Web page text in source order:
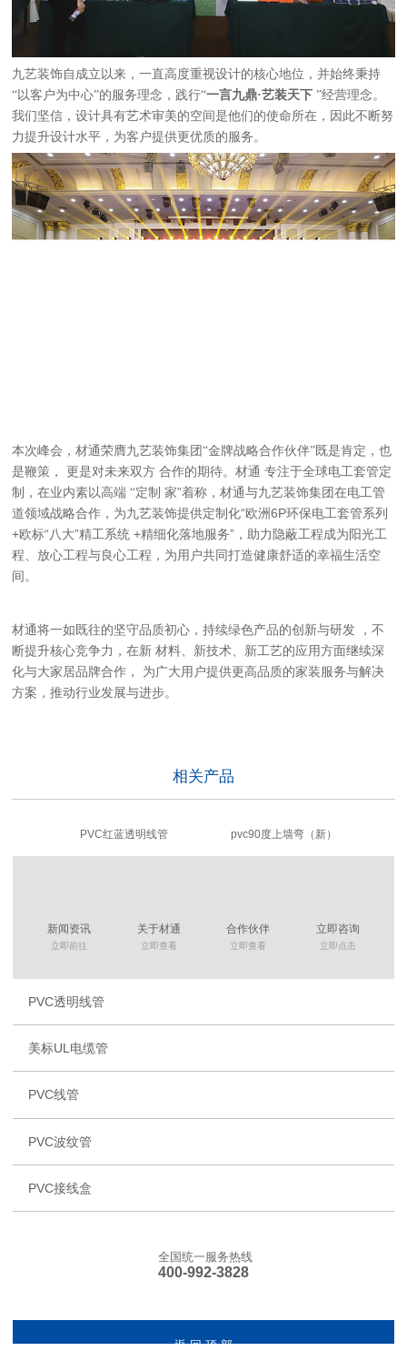
九艺装饰自成立以来，一直高度重视设计的核心地位，并始终秉持
“以客户为中心”的服务理念，践行“一言九鼎·艺装天下 ”经营理念。
我们坚信，设计具有艺术审美的空间是他们的使命所在，因此不断努
力提升设计水平，为客户提供更优质的服务。
本次峰会，材通荣膺九艺装饰集团“金牌战略合作伙伴”既是肯定，也
是鞭策 ， 更是对未来双方 合作的期待。材通专注于全球电工套管定
制，在业内素以高端 “定制 家”着称，材通与九艺装饰集团在电工管
道领域战略合作，为九艺装饰提供定制化“欧洲6P环保电工套管系列
+欧标“八大”精工系统 +精细化落地服务”，助力隐蔽工程成为阳光工
程、放心工程与良心工程，为用户共同打造健康舒适的幸福生活空
间。
材通将一如既往的坚守品质初心，持续绿色产品的创新与研发 ，不
断提升核心竞争力，在新材料、新技术、新工艺的应用方面继续深
化与大家居品牌合作，
为广大用户提供更高品质的家装服务与解决
方案 ，推动行业发展与进步。
相关产品
PVC红蓝透明线管 pvc90度上墙弯（新）
新闻资讯
立即前往
关于材通
立即查看
合作伙伴
立即查看
立即咨询
立即点击
PVC透明线管
美标UL电缆管
PVC线管
PVC波纹管
PVC接线盒
全国统一服务热线
400-992-3828
返 回 顶 部